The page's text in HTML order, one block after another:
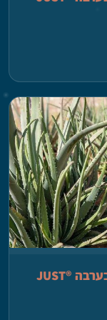
מגלים את סודות האלוורה האורגנית בערבה ®JUST